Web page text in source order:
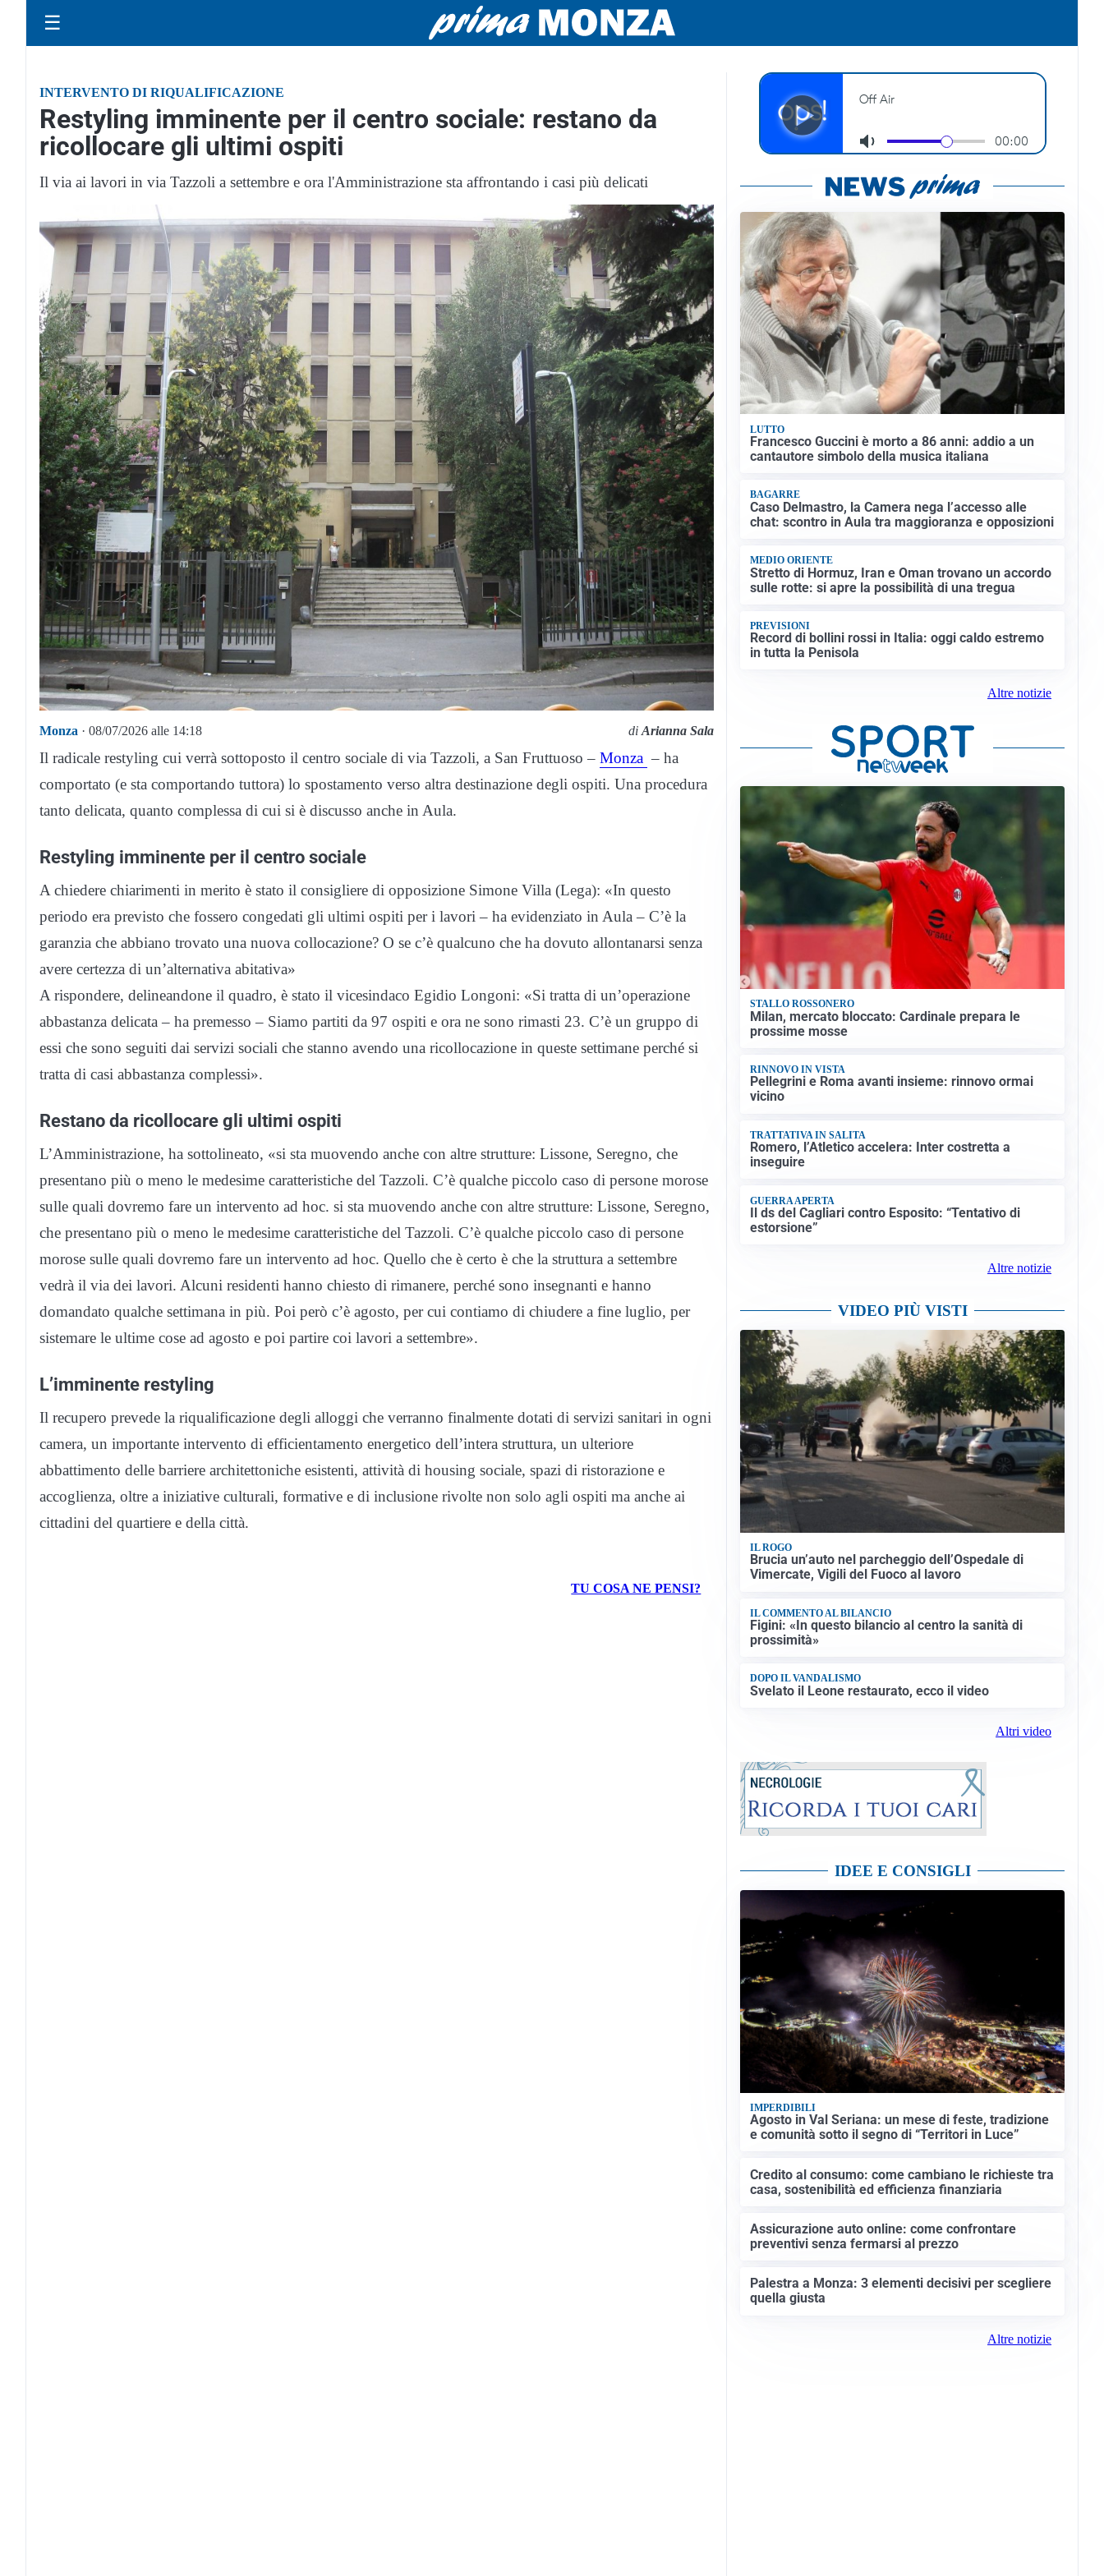
☰
INTERVENTO DI RIQUALIFICAZIONE
Restyling imminente per il centro sociale: restano da
ricollocare gli ultimi ospiti
Il via ai lavori in via Tazzoli a settembre e ora l'Amministrazione sta affrontando i casi più delicati
Monza · 08/07/2026 alle 14:18 diArianna Sala
Il radicale restyling cui verrà sottoposto il centro sociale di via Tazzoli, a San Fruttuoso – Monza – ha
comportato (e sta comportando tuttora) lo spostamento verso altra destinazione degli ospiti. Una procedura
tanto delicata, quanto complessa di cui si è discusso anche in Aula.
Restyling imminente per il centro sociale
A chiedere chiarimenti in merito è stato il consigliere di opposizione Simone Villa (Lega): «In questo
periodo era previsto che fossero congedati gli ultimi ospiti per i lavori – ha evidenziato in Aula – C’è la
garanzia che abbiano trovato una nuova collocazione? O se c’è qualcuno che ha dovuto allontanarsi senza
avere certezza di un’alternativa abitativa»
A rispondere, delineandone il quadro, è stato il vicesindaco Egidio Longoni: «Si tratta di un’operazione
abbastanza delicata – ha premesso – Siamo partiti da 97 ospiti e ora ne sono rimasti 23. C’è un gruppo di
essi che sono seguiti dai servizi sociali che stanno avendo una ricollocazione in queste settimane perché si
tratta di casi abbastanza complessi».
Restano da ricollocare gli ultimi ospiti
L’Amministrazione, ha sottolineato, «si sta muovendo anche con altre strutture: Lissone, Seregno, che
presentano più o meno le medesime caratteristiche del Tazzoli. C’è qualche piccolo caso di persone morose
sulle quali dovremo fare un intervento ad hoc. si sta muovendo anche con altre strutture: Lissone, Seregno,
che presentano più o meno le medesime caratteristiche del Tazzoli. C’è qualche piccolo caso di persone
morose sulle quali dovremo fare un intervento ad hoc. Quello che è certo è che la struttura a settembre
vedrà il via dei lavori. Alcuni residenti hanno chiesto di rimanere, perché sono insegnanti e hanno
domandato qualche settimana in più. Poi però c’è agosto, per cui contiamo di chiudere a fine luglio, per
sistemare le ultime cose ad agosto e poi partire coi lavori a settembre».
L’imminente restyling
Il recupero prevede la riqualificazione degli alloggi che verranno finalmente dotati di servizi sanitari in ogni
camera, un importante intervento di efficientamento energetico dell’intera struttura, un ulteriore
abbattimento delle barriere architettoniche esistenti, attività di housing sociale, spazi di ristorazione e
accoglienza, oltre a iniziative culturali, formative e di inclusione rivolte non solo agli ospiti ma anche ai
cittadini del quartiere e della città.
TU COSA NE PENSI?
LUTTO
Francesco Guccini è morto a 86 anni: addio a un
cantautore simbolo della musica italiana
BAGARRE
Caso Delmastro, la Camera nega l’accesso alle
chat: scontro in Aula tra maggioranza e opposizioni
MEDIO ORIENTE
Stretto di Hormuz, Iran e Oman trovano un accordo
sulle rotte: si apre la possibilità di una tregua
PREVISIONI
Record di bollini rossi in Italia: oggi caldo estremo
in tutta la Penisola
Altre notizie
STALLO ROSSONERO
Milan, mercato bloccato: Cardinale prepara le
prossime mosse
RINNOVO IN VISTA
Pellegrini e Roma avanti insieme: rinnovo ormai
vicino
TRATTATIVA IN SALITA
Romero, l’Atletico accelera: Inter costretta a
inseguire
GUERRA APERTA
Il ds del Cagliari contro Esposito: “Tentativo di
estorsione”
Altre notizie
VIDEO PIÙ VISTI
IL ROGO
Brucia un’auto nel parcheggio dell’Ospedale di
Vimercate, Vigili del Fuoco al lavoro
IL COMMENTO AL BILANCIO
Figini: «In questo bilancio al centro la sanità di
prossimità»
DOPO IL VANDALISMO
Svelato il Leone restaurato, ecco il video
Altri video
IDEE E CONSIGLI
IMPERDIBILI
Agosto in Val Seriana: un mese di feste, tradizione
e comunità sotto il segno di “Territori in Luce”
Credito al consumo: come cambiano le richieste tra
casa, sostenibilità ed efficienza finanziaria
Assicurazione auto online: come confrontare
preventivi senza fermarsi al prezzo
Palestra a Monza: 3 elementi decisivi per scegliere
quella giusta
Altre notizie